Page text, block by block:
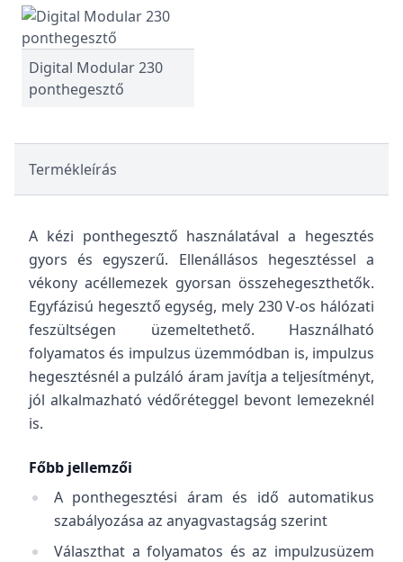
Digital Modular 230
ponthegesztő
Termékleírás
A kézi ponthegesztő használatával a hegesztés
gyors és egyszerű. Ellenállásos hegesztéssel a
vékony acéllemezek gyorsan összehegeszthetők.
Egyfázisú hegesztő egység, mely 230 V-os hálózati
feszültségen üzemeltethető. Használható
folyamatos és impulzus üzemmódban is, impulzus
hegesztésnél a pulzáló áram javítja a teljesítményt,
jól alkalmazható védőréteggel bevont lemezeknél
is.
Főbb jellemzői
A ponthegesztési áram és idő automatikus
szabályozása az anyagvastagság szerint
Választhat a folyamatos és az impulzusüzem